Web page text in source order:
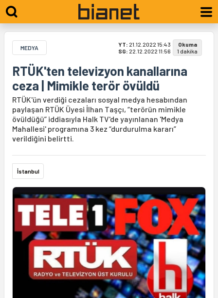
MEDYA YT: 21.12.2022 15:43
SG: 22.12.2022 11:56
Okuma
1 dakika
RTÜK'ten televizyon kanallarına
ceza | Mimikle terör övüldü
RTÜK'ün verdiği cezaları sosyal medya hesabından
paylaşan RTÜK Üyesi İlhan Taşçı, “terörün mimikle
övüldüğü” iddiasıyla Halk TV'de yayınlanan 'Medya
Mahallesi' programına 3 kez “durdurulma kararı”
verildiğini belirtti.
İstanbul